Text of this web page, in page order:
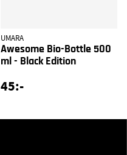
UMARA
Awesome Bio-Bottle 500
ml - Black Edition
45:-